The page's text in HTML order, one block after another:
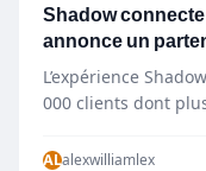
Shadow
annonce un
L’expérience
000 clients dont
ALalexwilliamlex